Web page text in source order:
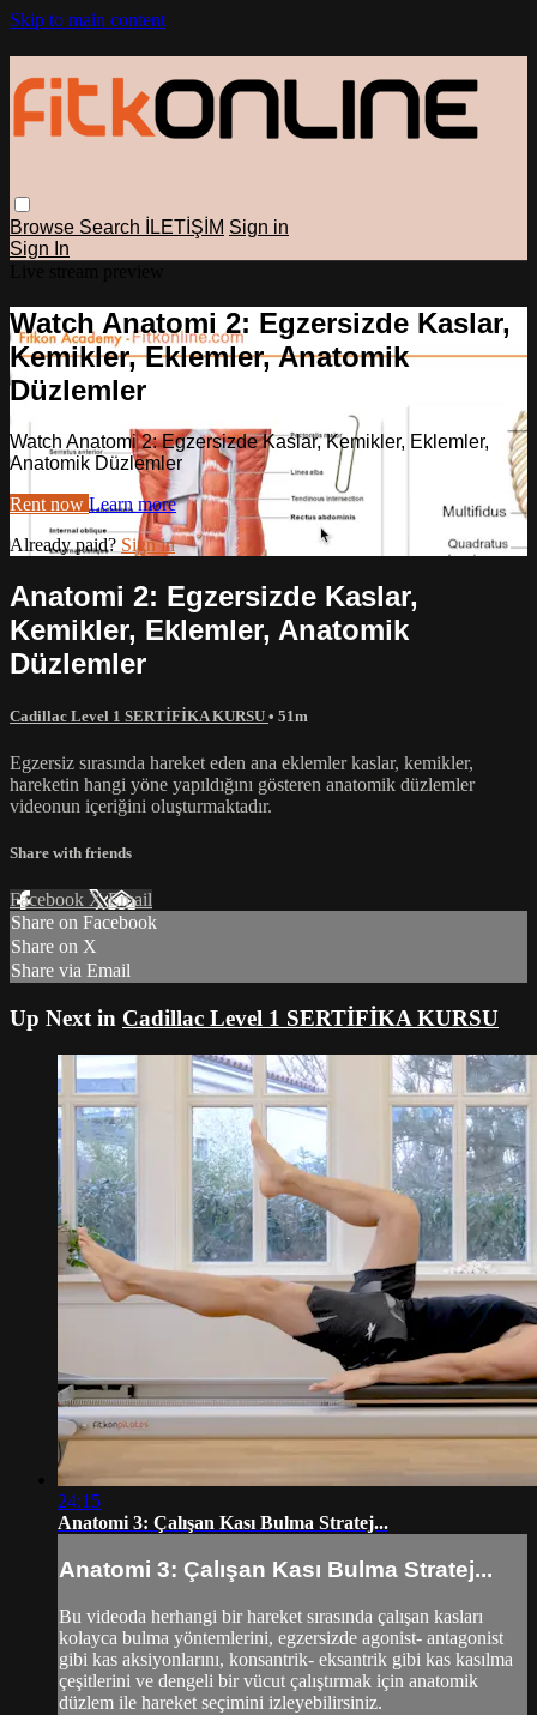
Skip to main content
Browse Search İLETİŞİM Sign in
Sign In
Watch Anatomi 2: Egzersizde Kaslar,
Kemikler, Eklemler, Anatomik
Düzlemler
Watch Anatomi 2: Egzersizde Kaslar, Kemikler, Eklemler,
Anatomik Düzlemler
Rent now Learn more
Already paid? Sign in
Anatomi 2: Egzersizde Kaslar,
Kemikler, Eklemler, Anatomik
Düzlemler
Cadillac Level 1 SERTİFİKA KURSU • 51m
Egzersiz sırasında hareket eden ana eklemler kaslar, kemikler,
hareketin hangi yöne yapıldığını gösteren anatomik düzlemler
videonun içeriğini oluşturmaktadır.
Share with friends
Facebook XEmail
Share on Facebook
Share on X
Share via Email
Up Next in Cadillac Level 1 SERTİFİKA KURSU
24:15
Anatomi 3: Çalışan Kası Bulma Stratej...
Anatomi 3: Çalışan Kası Bulma Stratej...
Bu videoda herhangi bir hareket sırasında çalışan kasları
kolayca bulma yöntemlerini, egzersizde agonist- antagonist
gibi kas aksiyonlarını, konsantrik- eksantrik gibi kas kasılma
çeşitlerini ve dengeli bir vücut çalıştırmak için anatomik
düzlem ile hareket seçimini izleyebilirsiniz.